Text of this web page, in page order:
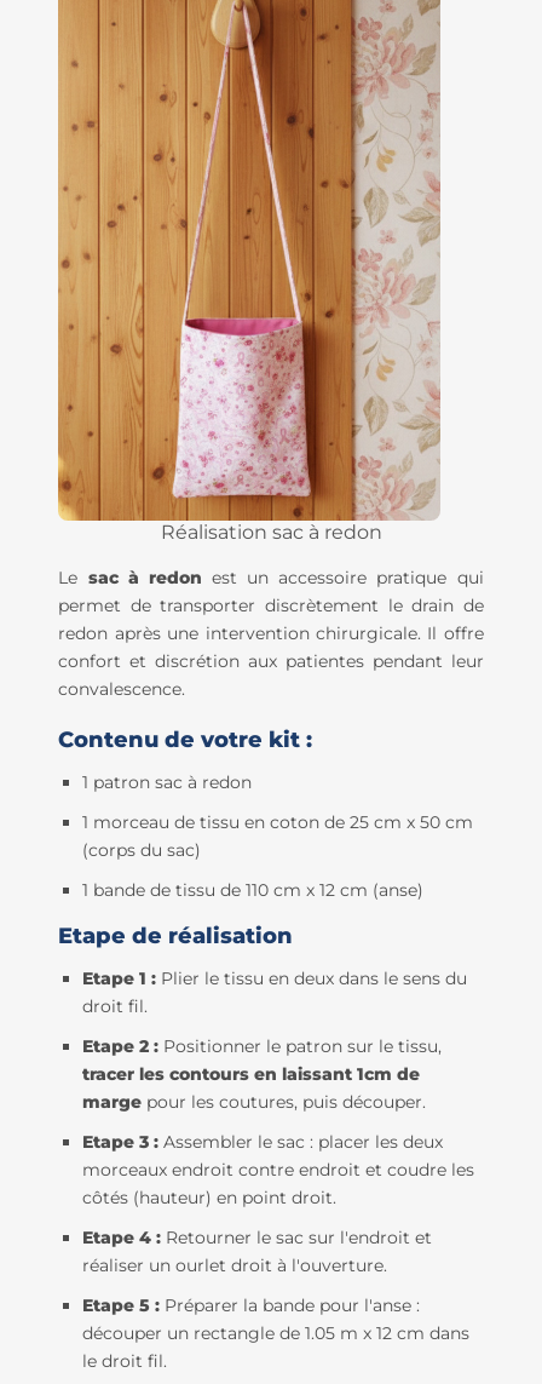
Réalisation sac à redon
Le sac à redon est un accessoire pratique qui
permet de transporter discrètement le drain de
redon après une intervention chirurgicale. Il offre
confort et discrétion aux patientes pendant leur
convalescence.
Contenu de votre kit :
1 patron sac à redon
1 morceau de tissu en coton de 25 cm x 50 cm
(corps du sac)
1 bande de tissu de 110 cm x 12 cm (anse)
Etape de réalisation
Etape 1 : Plier le tissu en deux dans le sens du
droit fil.
Etape 2 : Positionner le patron sur le tissu,
tracer les contours en laissant 1cm de
marge pour les coutures, puis découper.
Etape 3 :Assembler le sac : placer les deux
morceaux endroit contre endroit et coudre les
côtés (hauteur) en point droit.
Etape 4 : Retourner le sac sur l'endroit et
réaliser un ourlet droit à l'ouverture.
Etape 5 : Préparer la bande pour l'anse :
découper un rectangle de 1.05 m x 12 cm dans
le droit fil.